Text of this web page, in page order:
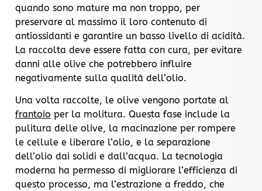
quando sono mature ma non troppo, per
preservare al massimo il loro contenuto di
antiossidanti e garantire un basso livello di acidità.
La raccolta deve essere fatta con cura, per evitare
danni alle olive che potrebbero influire
negativamente sulla qualità dell’olio.
Una volta raccolte, le olive vengono portate al
frantoio per la molitura. Questa fase include la
pulitura delle olive, la macinazione per rompere
le cellule e liberare l’olio, e la separazione
dell’olio dai solidi e dall’acqua. La tecnologia
moderna ha permesso di migliorare l’efficienza di
questo processo, ma l’estrazione a freddo, che